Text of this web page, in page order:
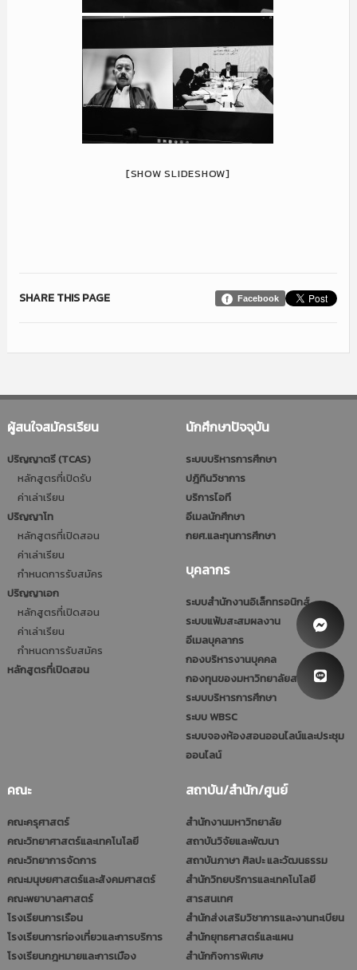
[SHOW SLIDESHOW]
Facebook
SHARE THIS PAGE
ผู้สนใจสมัครเรียน
ปริญญาตรี (TCAS)
หลักสูตรที่เปิดรับ
ค่าเล่าเรียน
ปริญญาโท
หลักสูตรที่เปิดสอน
ค่าเล่าเรียน
กำหนดการรับสมัคร
ปริญญาเอก
หลักสูตรที่เปิดสอน
ค่าเล่าเรียน
กำหนดการรับสมัคร
หลักสูตรที่เปิดสอน
นักศึกษาปัจจุบัน
ระบบบริหารการศึกษา
ปฎิทินวิชาการ
บริการไอที
อีเมลนักศึกษา
กยศ.และทุนการศึกษา
บุคลากร
ระบบสำนักงานอิเล็กทรอนิกส์
ระบบแฟ้มสะสมผลงาน
อีเมลบุคลากร
กองบริหารงานบุคคล
กองทุนของมหาวิทยาลัยสวนดุสิต
ระบบบริหารการศึกษา
ระบบ WBSC
ระบบจองห้องสอนออนไลน์และประชุม
ออนไลน์
คณะ
คณะครุศาสตร์
คณะวิทยาศาสตร์และเทคโนโลยี
คณะวิทยาการจัดการ
คณะมนุษยศาสตร์และสังคมศาสตร์
คณะพยาบาลศาสตร์
โรงเรียนการเรือน
โรงเรียนการท่องเที่ยวและการบริการ
โรงเรียนกฎหมายและการเมือง
สถาบัน/สำนัก/ศูนย์
สำนักงานมหาวิทยาลัย
สถาบันวิจัยและพัฒนา
สถาบันภาษา ศิลปะ และวัฒนธรรม
สำนักวิทยบริการและเทคโนโลยี
สารสนเทศ
สำนักส่งเสริมวิชาการและงานทะเบียน
สำนักยุทธศาสตร์และแผน
สำนักกิจการพิเศษ